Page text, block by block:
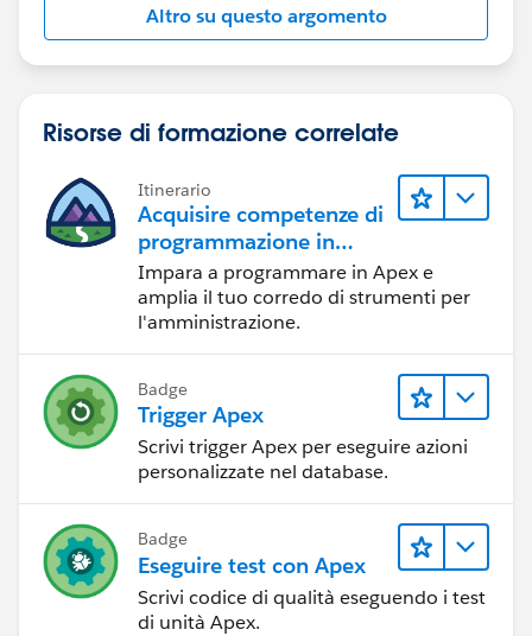
Altro su questo argomento
Risorse di formazione correlate
Itinerario
Acquisire competenze di
programmazione in
Apex
Impara a programmare in Apex e
amplia il tuo corredo di strumenti per
l'amministrazione.
Badge
Trigger Apex
Scrivi trigger Apex per eseguire azioni
personalizzate nel database.
Badge
Eseguire test con Apex
Scrivi codice di qualità eseguendo i test
di unità Apex.